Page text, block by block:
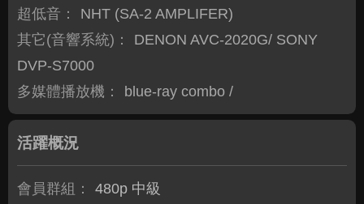
超低音：
NHT (SA-2 AMPLIFER)
其它(音響系統)：
DENON AVC-2020G/ SONY
DVP-S7000
多媒體播放機：
blue-ray combo /
活躍概況
會員群組： 480p 中級